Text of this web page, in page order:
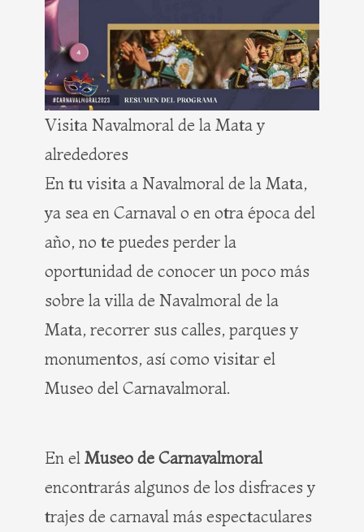
Visita Navalmoral de la Mata y
alrededores
En tu visita a Navalmoral de la Mata,
ya sea en Carnaval o en otra época del
año, no te puedes perder la
oportunidad de conocer un poco más
sobre la villa de Navalmoral de la
Mata, recorrer sus calles, parques y
monumentos, así como visitar el
Museo del Carnavalmoral.
En el Museo de Carnavalmoral
encontrarás algunos de los disfraces y
trajes de carnaval más espectaculares